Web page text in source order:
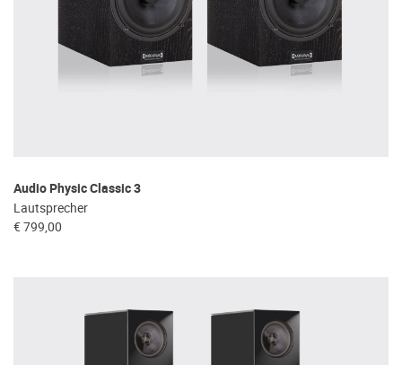
Audio Physic Classic 3
Lautsprecher
€ 799,00